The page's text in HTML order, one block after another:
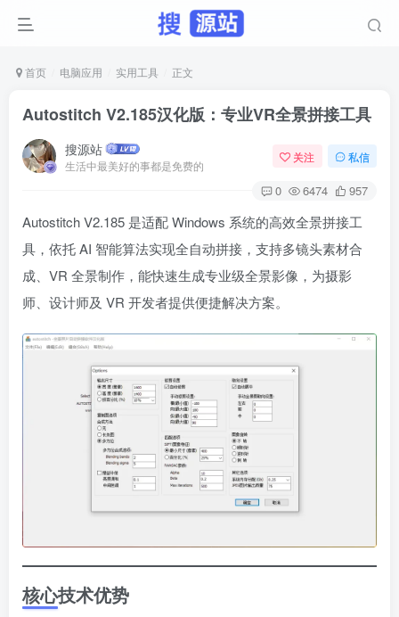
首页 电脑应用 实用工具 正文
Autostitch V2.185汉化版：专业VR全景拼接工具
搜源站
生活中最美好的事都是免费的
关注 私信
0 6474 957
Autostitch V2.185 是适配 Windows 系统的高效全景拼接工
具，依托 AI 智能算法实现全自动拼接，支持多镜头素材合
成、VR 全景制作，能快速生成专业级全景影像，为摄影
师、设计师及 VR 开发者提供便捷解决方案。
核心技术优势